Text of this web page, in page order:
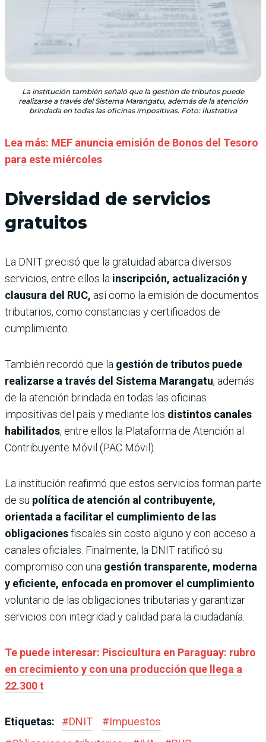
La institución también señaló que la gestión de tributos puede
realizarse a través del Sistema Marangatu, además de la atención
brindada en todas las oficinas impositivas. Foto: Ilustrativa
Lea más: MEF anuncia emisión de Bonos del Tesoro
para este miércoles
Diversidad de servicios
gratuitos
La DNIT precisó que la gratuidad abarca diversos
servicios, entre ellos la inscripción, actualización y
clausura del RUC, así como la emisión de documentos
tributarios, como constancias y certificados de
cumplimiento.
También recordó que la gestión de tributos puede
realizarse a través del Sistema Marangatu, además
de la atención brindada en todas las oficinas
impositivas del país y mediante los distintos canales
habilitados, entre ellos la Plataforma de Atención al
Contribuyente Móvil (PAC Móvil).
La institución reafirmó que estos servicios forman parte
de su política de atención al contribuyente,
orientada a facilitar el cumplimiento de las
obligacionesfiscales sin costo alguno y con acceso a
canales oficiales. Finalmente, la DNIT ratificó su
compromiso con una gestión transparente, moderna
y eficiente, enfocada en promover el cumplimiento
voluntario de las obligaciones tributarias y garantizar
servicios con integridad y calidad para la ciudadanía.
Te puede interesar: Piscicultura en Paraguay: rubro
en crecimiento y con una producción que llega a
22.300 t
Etiquetas: #DNIT #Impuestos